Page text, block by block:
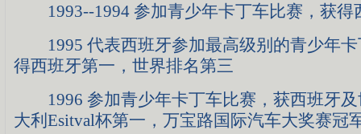
1993--1994 参加青少年卡丁车比赛，获得
1995 代表西班牙参加最高级别的青少年卡
得西班牙第一，世界排名第三
1996 参加青少年卡丁车比赛，获西班牙及
大利Esitval杯第一，万宝路国际汽车大奖赛冠